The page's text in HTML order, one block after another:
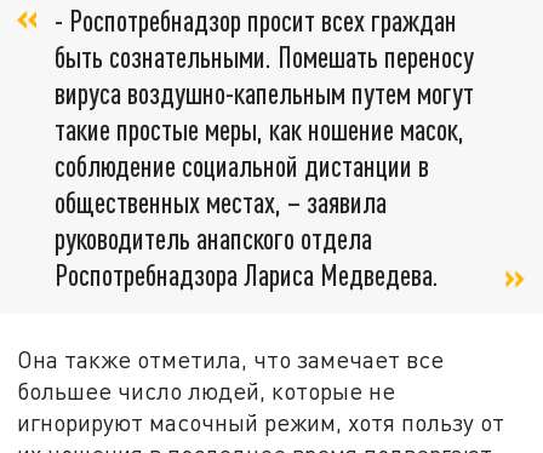
- Роспотребнадзор просит всех граждан
быть сознательными. Помешать переносу
вируса воздушно-капельным путем могут
такие простые меры, как ношение масок,
соблюдение социальной дистанции в
общественных местах, – заявила
руководитель анапского отдела
Роспотребнадзора Лариса Медведева.
Она также отметила, что замечает все
большее число людей, которые не
игнорируют масочный режим, хотя пользу от